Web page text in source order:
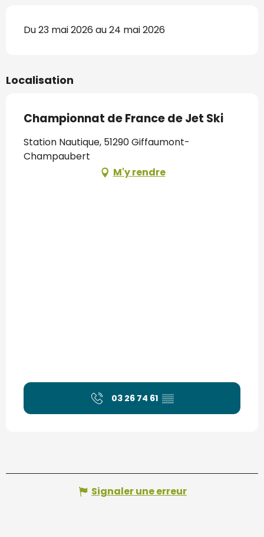
Du 23 mai 2026 au 24 mai 2026
Localisation
Championnat de France de Jet Ski
Station Nautique, 51290 Giffaumont-
Champaubert
M'y rendre
03 26 74 61 ▒▒
Signaler une erreur